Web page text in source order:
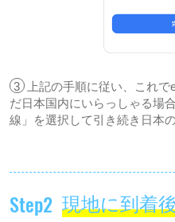
3
上記の手順に従い、これ
だ日本国内にいらっしゃる場
線」を選択して引き続き日本
Step2 現地に到着